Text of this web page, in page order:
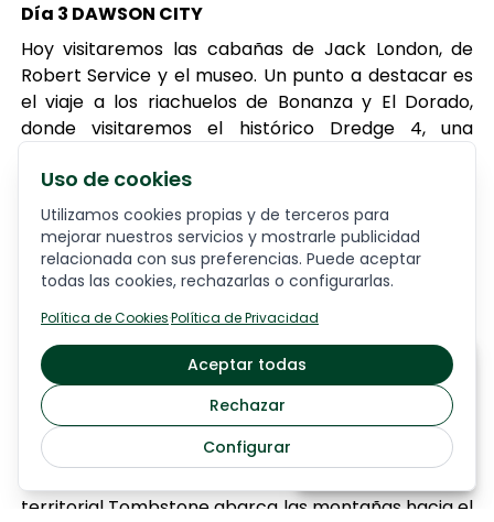
Día 3 DAWSON CITY
Hoy visitaremos las cabañas de Jack London, de
Robert Service y el museo. Un punto a destacar es
el viaje a los riachuelos de Bonanza y El Dorado,
donde visitaremos el histórico Dredge 4, una
mina de oro. Tendrá la oportunidad de probar
suerte con oro de Klondike. A ultima hora de la
tarde, viajaremos por la carretera midnight dome
para disfrutar de las fantásticas vistas de Dawson y
el río Yukón. Por la tarde, tiempo libre para explorar
el pueblo a pie.
Alojamiento:DOWNTOWN HOTEL
Día 4 DAWSON CITY – EAGLE PLAINS
Viajaremos por la carretera Drempster, uno de los
caminos canadienses mas grandiosos. El viaje de
territorial Tombstone abarca las montañas hacia el
5055€
Uso de cookies
Utilizamos cookies propias y de terceros para
mejorar nuestros servicios y mostrarle publicidad
relacionada con sus preferencias. Puede aceptar
todas las cookies, rechazarlas o configurarlas.
Política de Cookies·Política de Privacidad
Aceptar todas
Rechazar
Configurar